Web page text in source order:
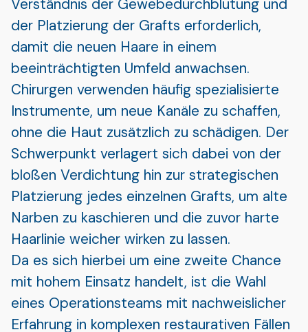
Verständnis der Gewebedurchblutung und
der Platzierung der Grafts erforderlich,
damit die neuen Haare in einem
beeinträchtigten Umfeld anwachsen.
Chirurgen verwenden häufig spezialisierte
Instrumente, um neue Kanäle zu schaffen,
ohne die Haut zusätzlich zu schädigen. Der
Schwerpunkt verlagert sich dabei von der
bloßen Verdichtung hin zur strategischen
Platzierung jedes einzelnen Grafts, um alte
Narben zu kaschieren und die zuvor harte
Haarlinie weicher wirken zu lassen.
Da es sich hierbei um eine zweite Chance
mit hohem Einsatz handelt, ist die Wahl
eines Operationsteams mit nachweislicher
Erfahrung in komplexen restaurativen Fällen